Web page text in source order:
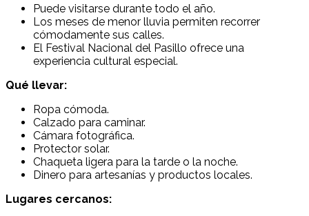
Puede visitarse durante todo el año.
Los meses de menor lluvia permiten recorrer
cómodamente sus calles.
El Festival Nacional del Pasillo ofrece una
experiencia cultural especial.
Qué llevar:
Ropa cómoda.
Calzado para caminar.
Cámara fotográfica.
Protector solar.
Chaqueta ligera para la tarde o la noche.
Dinero para artesanías y productos locales.
Lugares cercanos: